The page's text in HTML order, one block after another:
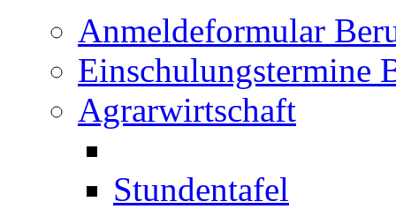
Anmeldeformular
Einschulungstermine
Agrarwirtschaft
Stundentafel